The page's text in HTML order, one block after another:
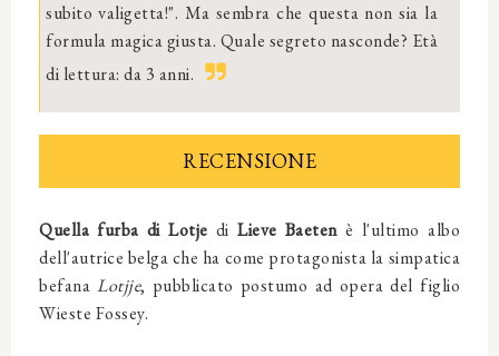
subito valigetta!". Ma sembra che questa non sia la
formula magica giusta. Quale segreto nasconde? Età
di lettura: da 3 anni.
RECENSIONE
Quella furba di Lotje diLieve Baetenè l'ultimo albo
dell'autrice belga che ha come protagonista la simpatica
befanaLotjje, pubblicato postumo ad opera del figlio
Wieste Fossey.